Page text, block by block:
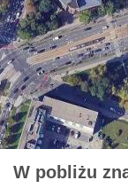
W pobliżu